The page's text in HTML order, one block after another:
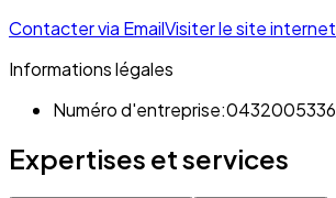
Contacter via EmailVisiter le site internet
Informations légales
Numéro d'entreprise:0432005336
Expertises et services